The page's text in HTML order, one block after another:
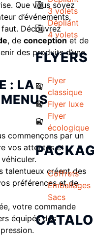
3 volets
Dépliant
4 volets
FLYERS
Flyer
classique
Flyer luxe
Flyer
écologique
Coffrets
Emballages
Sacs
Que vous soyez
d’événements,
faut. Découvrez
, de conceptionet de
des produits d’une
: LA
commençons par un
vos attentes et
talentueux créent des
préférences et de
votre commande
équipés des